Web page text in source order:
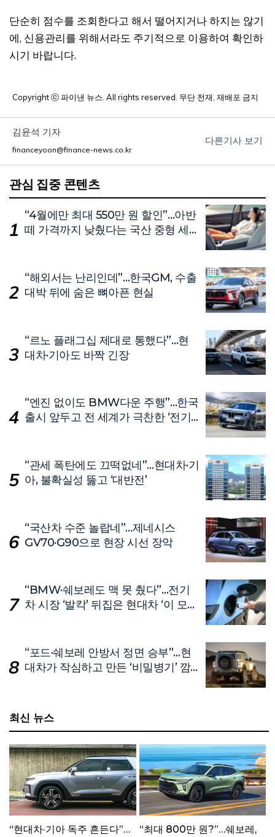
단순히 점수를 조회한다고 해서 떨어지거나 하지는 않기
에, 신용관리를 위해서라도 주기적으로 이용하여 확인하
시기 바랍니다.
Copyright ⓒ 파이낸 뉴스. All rights reserved. 무단 전재, 재배포 금지
김윤석 기자
financeyoon@finance-news.co.kr
다른기사 보기
관심 집중 콘텐츠
“4월에만 최대 550만 원 할인”…아반
떼 가격까지 낮췄다는 국산 중형 세
“해외서는 난리인데”…한국GM, 수출
대박 뒤에 숨은 뼈아픈 현실
“르노 플래그십 제대로 통했다”…현
대차·기아도 바짝 긴장
“엔진 없이도 BMW다운 주행”…한국
출시 앞두고 전 세계가 극찬한 ‘전기
“관세 폭탄에도 끄떡없네”…현대차·기
아, 불확실성 뚫고 ‘대반전’
“국산차 수준 놀랍네”…제네시스
GV70·G90으로 현장 시선 장악
“BMW·쉐보레도 맥 못 췄다”…전기
차 시장 ‘발칵’ 뒤집은 현대차 ‘이 모
“포드·쉐보레 안방서 정면 승부”…현
대차가 작심하고 만든 ‘비밀병기’ 깜
최신 뉴스
“현대차·기아 독주 흔든다”…
“최대 800만 원?”…쉐보레,